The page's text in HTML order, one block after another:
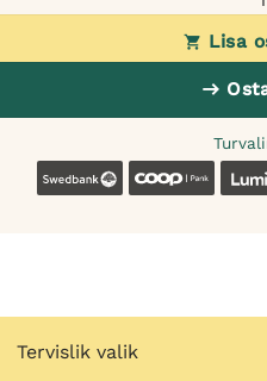
Lisa
SwedbankCoop
Tervislik valik